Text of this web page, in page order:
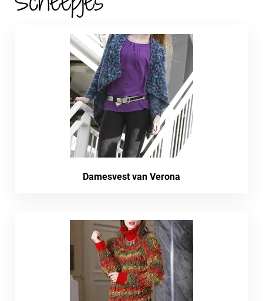
Damesvest van Verona